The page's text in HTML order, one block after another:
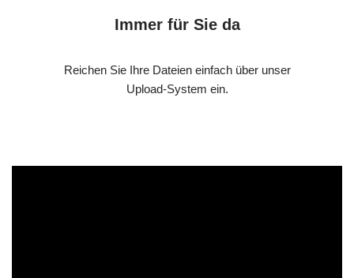
Immer für Sie da
Reichen Sie Ihre Dateien einfach über unser
Upload-System ein.